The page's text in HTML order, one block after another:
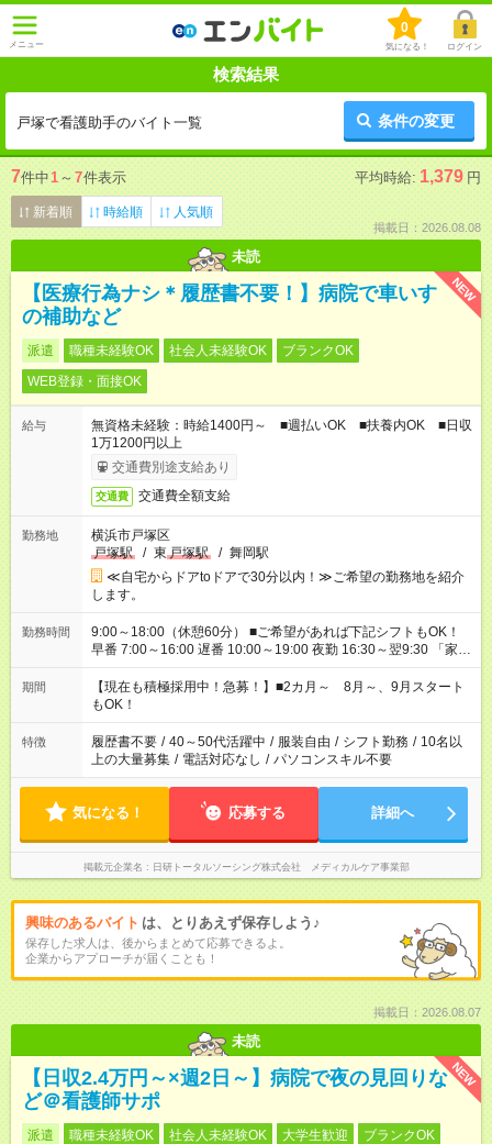
メニュー
0
気になる！ ログイン
検索結果
戸塚で看護助手のバイト一覧 条件の変更
7件中1 ～ 7件表示 平均時給: 1,379 円
新着順 時給順 人気順
掲載日：2026.08.08
未読
NEW
【医療行為ナシ＊履歴書不要！】病院で車いす
の補助など
派遣 職種未経験OK 社会人未経験OK
ブランクOK
WEB登録・面接OK
給与
無資格未経験：時給1400円～ ■週払いOK ■扶養内OK ■日収
1万1200円以上
交通費別途支給あり
交通費 交通費全額支給
勤務地
横浜市戸塚区
戸塚駅
/ 東 戸塚駅 / 舞岡駅
≪自宅からドアtoドアで30分以内！≫ご希望の勤務地を紹介
します。
勤務時間
9:00～18:00（休憩60分） ■ご希望があれば下記シフトもOK！
早番 7:00～16:00 遅番 10:00～19:00 夜勤 16:30～翌9:30 「家族
と休みを合わせたい」 「余裕を持って夕飯の準備がしたい」
「できれば残業はしたくない」 など、ご希望を教えてください
ね。 ※Wワーク希望の方へ 今ご覧のお仕事で希望する勤務時間
と、もう1つのお仕事の勤務時間が 合計で週40時間を超える場
合は応募できません。
期間
【現在も積極採用中！急募！】■2カ月～ 8月～、9月スタート
もOK！
特徴 履歴書不要 / 40～50代活躍中 / 服装自由 / シフト勤務 / 10名以
上の大量募集 / 電話対応なし / パソコンスキル不要
気になる！ 応募する 詳細へ
掲載元企業名 日研トータルソーシング株式会社 メディカルケア事業部
興味のあるバイト は、とりあえず保存しよう♪
保存した求人は、後からまとめて応募できるよ。
企業からアプローチが届くことも！
掲載日：2026.08.07
未読
NEW
【日収2.4万円～×週2日～】病院で夜の見回りな
ど＠看護師サポ
派遣 職種未経験OK 社会人未経験OK 大学生歓迎
ブランクOK